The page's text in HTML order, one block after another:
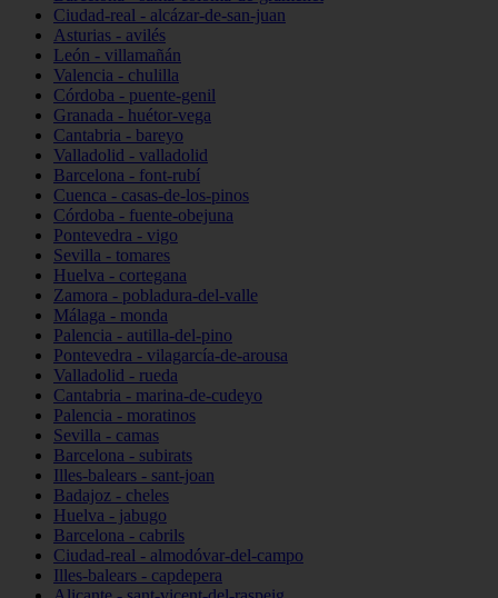
Ciudad-real - alcázar-de-san-juan
Asturias - avilés
León - villamañán
Valencia - chulilla
Córdoba - puente-genil
Granada - huétor-vega
Cantabria - bareyo
Valladolid - valladolid
Barcelona - font-rubí
Cuenca - casas-de-los-pinos
Córdoba - fuente-obejuna
Pontevedra - vigo
Sevilla - tomares
Huelva - cortegana
Zamora - pobladura-del-valle
Málaga - monda
Palencia - autilla-del-pino
Pontevedra - vilagarcía-de-arousa
Valladolid - rueda
Cantabria - marina-de-cudeyo
Palencia - moratinos
Sevilla - camas
Barcelona - subirats
Illes-balears - sant-joan
Badajoz - cheles
Huelva - jabugo
Barcelona - cabrils
Ciudad-real - almodóvar-del-campo
Illes-balears - capdepera